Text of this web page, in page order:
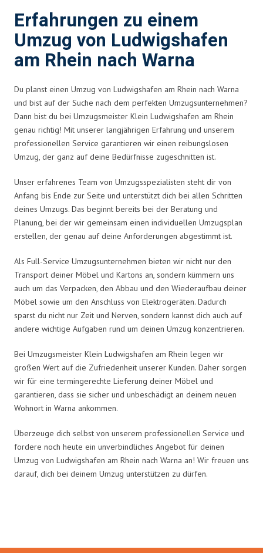
Erfahrungen zu einem
Umzug von Ludwigshafen
am Rhein nach Warna
Du planst einen Umzug von Ludwigshafen am Rhein nach Warna
und bist auf der Suche nach dem perfekten Umzugsunternehmen?
Dann bist du bei Umzugsmeister Klein Ludwigshafen am Rhein
genau richtig! Mit unserer langjährigen Erfahrung und unserem
professionellen Service garantieren wir einen reibungslosen
Umzug, der ganz auf deine Bedürfnisse zugeschnitten ist.
Unser erfahrenes Team von Umzugsspezialisten steht dir von
Anfang bis Ende zur Seite und unterstützt dich bei allen Schritten
deines Umzugs. Das beginnt bereits bei der Beratung und
Planung, bei der wir gemeinsam einen individuellen Umzugsplan
erstellen, der genau auf deine Anforderungen abgestimmt ist.
Als Full-Service Umzugsunternehmen bieten wir nicht nur den
Transport deiner Möbel und Kartons an, sondern kümmern uns
auch um das Verpacken, den Abbau und den Wiederaufbau deiner
Möbel sowie um den Anschluss von Elektrogeräten. Dadurch
sparst du nicht nur Zeit und Nerven, sondern kannst dich auch auf
andere wichtige Aufgaben rund um deinen Umzug konzentrieren.
Bei Umzugsmeister Klein Ludwigshafen am Rhein legen wir
großen Wert auf die Zufriedenheit unserer Kunden. Daher sorgen
wir für eine termingerechte Lieferung deiner Möbel und
garantieren, dass sie sicher und unbeschädigt an deinem neuen
Wohnort in Warna ankommen.
Überzeuge dich selbst von unserem professionellen Service und
fordere noch heute ein unverbindliches Angebot für deinen
Umzug von Ludwigshafen am Rhein nach Warna an! Wir freuen uns
darauf, dich bei deinem Umzug unterstützen zu dürfen.